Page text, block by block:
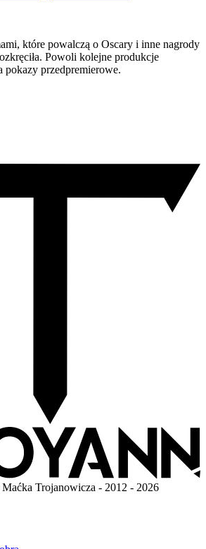
które powalczą o Oscary i inne nagrody
Powoli kolejne produkcje
pokazy przedpremierowe.
Trojanowicza - 2012 - 2026